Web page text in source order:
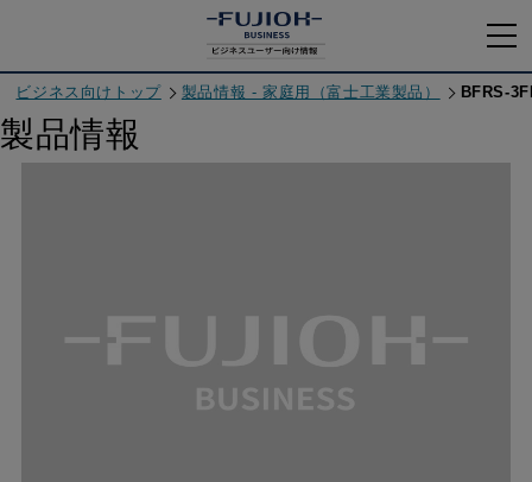
ビジネス向けトップ 製品情報 - 家庭用（富士工業製品） BFRS-
製品情報